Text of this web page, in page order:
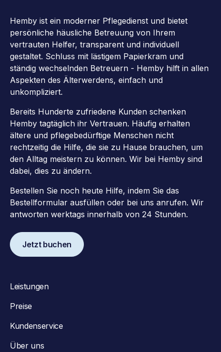
Hemby ist ein moderner Pflegedienst und bietet
persönliche häusliche Betreuung von Ihrem
vertrauten Helfer, transparent und individuell
gestaltet. Schluss mit lästigem Papierkram und
ständig wechselnden Betreuern - Hemby hilft in allen
Aspekten des Älterwerdens, einfach und
unkompliziert.
Bereits Hunderte zufriedene Kunden schenken
Hemby tagtäglich ihr Vertrauen. Häufig erhalten
ältere und pflegebedürftige Menschen nicht
rechtzeitig die Hilfe, die sie zu Hause brauchen, um
den Alltag meistern zu können. Wir bei Hemby sind
dabei, dies zu ändern.
Bestellen Sie noch heute Hilfe, indem Sie das
Bestellformular ausfüllen oder bei uns anrufen. Wir
antworten werktags innerhalb von 24 Stunden.
Jetzt buchen
Leistungen
Preise
Kundenservice
Über uns